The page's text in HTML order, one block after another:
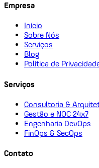
Empresa
Início
Sobre Nós
Serviços
Blog
Política de
Serviços
Consultoria &
Gestão e NOC 24x7
Engenharia DevOps
FinOps & SecOps
Contato